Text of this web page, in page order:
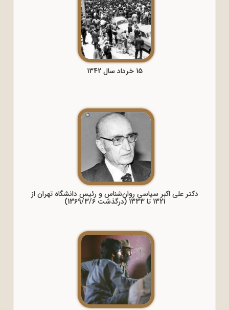
15 خرداد سال 1342
دکتر علی اکبر سیاسی روان‌شناس و رئیس دانشگاه تهران از
1321 تا 1333 (درگذشت 1369/3/6)